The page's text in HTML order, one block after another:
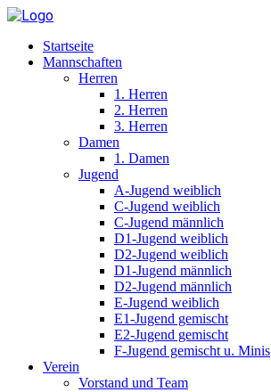
Startseite
Mannschaften
Herren
1. Herren
2. Herren
3. Herren
Damen
1. Damen
Jugend
A-Jugend weiblich
C-Jugend weiblich
C-Jugend männlich
D1-Jugend weiblich
D2-Jugend weiblich
D1-Jugend männlich
D2-Jugend männlich
E-Jugend weiblich
E1-Jugend gemischt
E2-Jugend gemischt
F-Jugend gemischt u. Minis
Verein
Vorstand und Team